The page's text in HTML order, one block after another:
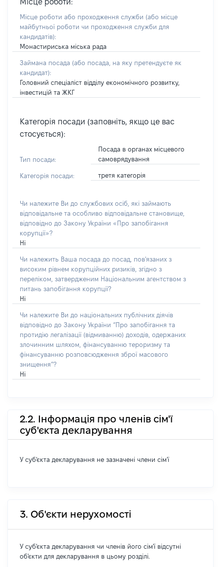
Місце роботи:
Місце роботи або проходження служби (або місце
майбутньої роботи чи проходження служби для
кандидатів):
Монастириська міська рада
Займана посада (або посада, на яку претендуєте як
кандидат):
Головний спеціаліст відділу економічного розвитку,
інвестицій та ЖКГ
Категорія посади (заповніть, якщо це вас
стосується):
Тип посади:
Посада в органах місцевого
самоврядування
Категорія посади: третя категорія
Чи належите Ви до службових осіб, які займають
відповідальне та особливо відповідальне становище,
відповідно до Закону України «Про запобігання
корупції»?
Ні
Чи належить Ваша посада до посад, пов'язаних з
високим рівнем корупційних ризиків, згідно з
переліком, затвердженим Національним агентством з
питань запобігання корупції?
Ні
Чи належите Ви до національних публічних діячів
відповідно до Закону України “Про запобігання та
протидію легалізації (відмиванню) доходів, одержаних
злочинним шляхом, фінансуванню тероризму та
фінансуванню розповсюдження зброї масового
знищення”?
Ні
2.2. Інформація про членів сім'ї
суб'єкта декларування
У суб'єкта декларування не зазначені члени сім'ї
3. Об'єкти нерухомості
У суб'єкта декларування чи членів його сім'ї відсутні
об'єкти для декларування в цьому розділі.